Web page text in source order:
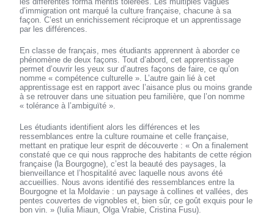
d’immigration ont marqué la culture française, chacune à sa
façon. C’est un enrichissement réciproque et un apprentissage
par les différences.
En classe de français, mes étudiants apprennent à aborder ce
phénomène de deux façons. Tout d’abord, cet apprentissage
permet d’ouvrir les yeux sur d’autres façons de faire, ce qu’on
nomme « compétence culturelle ». L’autre gain lié à cet
apprentissage est en rapport avec l’aisance plus ou moins grande
à se retrouver dans une situation peu familière, que l’on nomme
« tolérance à l’ambiguïté ».
Les étudiants identifient alors les différences et les
ressemblances entre la culture roumaine et celle française,
mettant en pratique leur esprit de découverte : « On a finalement
constaté que ce qui nous rapproche des habitants de cette région
française (la Bourgogne), c’est la beauté des paysages, la
bienveillance et l’hospitalité avec laquelle nous avons été
accueillies. Nous avons identifié des ressemblances entre la
Bourgogne et la Moldavie : un paysage à collines et vallées, des
pentes couvertes de vignobles et, bien sûr, ce goût exquis pour le
bon vin. » (Iulia Miaun, Olga Vrabie, Cristina Fusu).